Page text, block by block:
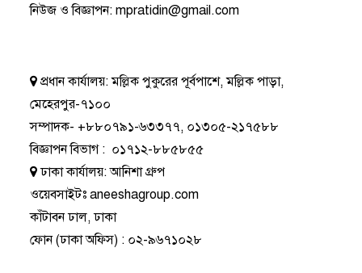
নিউজ ও বিজ্ঞাপন:mpratidin@gmail.com
প্রধান কার্যালয়:মল্লিক পুকুরের পূর্বপাশে, মল্লিক পাড়া,
মেহেরপুর-৭১০০
সম্পাদক- +৮৮০৭৯১-৬৩৩৭৭, ০১৩০৫-২১৭৫৮৮
বিজ্ঞাপন বিভাগ: ০১৭১২-৮৮৫৮৫৫
ঢাকা কার্যালয়:আনিশা গ্রুপ
ওয়েবসাইটঃaneeshagroup.com
কাঁটাবন ঢাল, ঢাকা
ফোন(ঢাকা অফিস) : ০২-৯৬৭১০২৮